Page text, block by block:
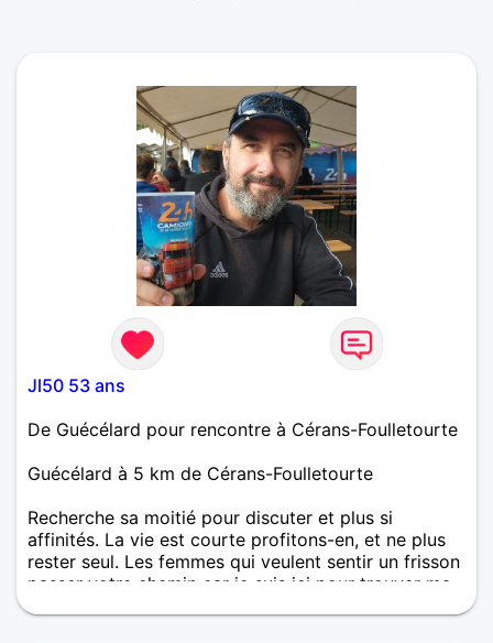
Jl50 53 ans
De Guécélard pour rencontre à Cérans-Foulletourte
Guécélard à 5 km de Cérans-Foulletourte
Recherche sa moitié pour discuter et plus si
affinités. La vie est courte profitons-en, et ne plus
rester seul. Les femmes qui veulent sentir un frisson
passer votre chemin car je suis ici pour trouver ma